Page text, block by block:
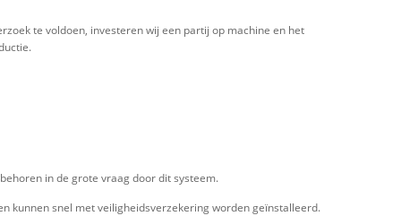
te voldoen, investeren wij een partij op machine en het
in de grote vraag door dit systeem.
kunnen snel met veiligheidsverzekering worden geïnstalleerd.